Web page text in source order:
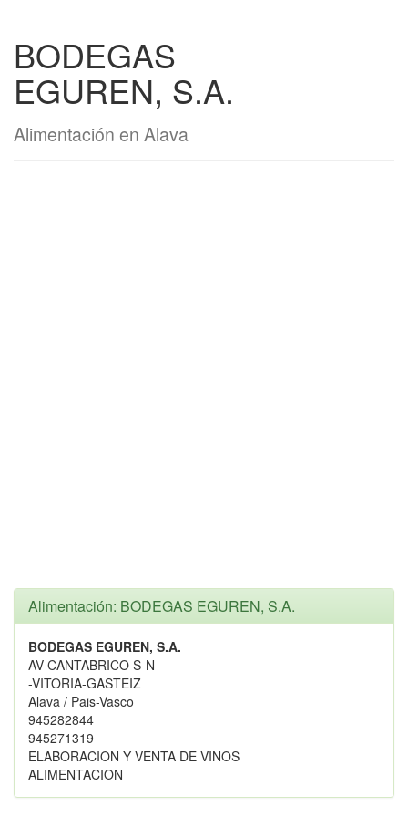
BODEGAS
EGUREN, S.A.
Alimentación en Alava
Alimentación: BODEGAS EGUREN, S.A.
BODEGAS EGUREN, S.A.
AV CANTABRICO S-N
-VITORIA-GASTEIZ
Alava / Pais-Vasco
945282844
945271319
ELABORACION Y VENTA DE VINOS
ALIMENTACION